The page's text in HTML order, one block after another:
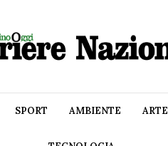
SPORT AMBIENTE ARTE